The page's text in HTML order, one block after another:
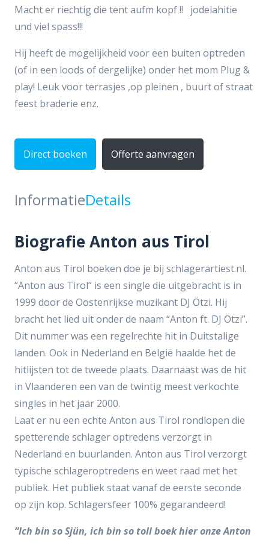
Macht er riechtig die tent aufm kopf !! jodelahitie
und viel spass!!!
Hij heeft de mogelijkheid voor een buiten optreden
(of in een loods of dergelijke) onder het mom Plug &
play! Leuk voor terrasjes ,op pleinen , buurt of straat
feest braderie enz.
Direct boeken Offerte aanvragen
InformatieDetails
Biografie Anton aus Tirol
Anton aus Tirol boeken doe je bij schlagerartiest.nl.
“Anton aus Tirol” is een single die uitgebracht is in
1999 door de Oostenrijkse muzikant DJ Ötzi. Hij
bracht het lied uit onder de naam “Anton ft. DJ Ötzi”.
Dit nummer was een regelrechte hit in Duitstalige
landen. Ook in Nederland en België haalde het de
hitlijsten tot de tweede plaats. Daarnaast was de hit
in Vlaanderen een van de twintig meest verkochte
singles in het jaar 2000.
Laat er nu een echte Anton aus Tirol rondlopen die
spetterende schlager optredens verzorgt in
Nederland en buurlanden. Anton aus Tirol verzorgt
typische schlageroptredens en weet raad met het
publiek. Het publiek staat vanaf de eerste seconde
op zijn kop. Schlagersfeer 100% gegarandeerd!
“Ich bin so Sjün, ich bin so toll boek hier onze Anton